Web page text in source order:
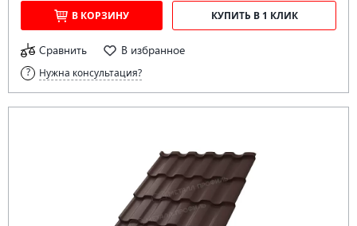
В КОРЗИНУ КУПИТЬ В 1 КЛИК
Сравнить В избранное
Нужна консультация?